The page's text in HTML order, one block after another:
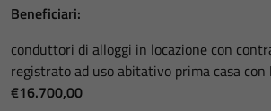
Beneficiari:
conduttori di alloggi in locazione con
registrato ad uso abitativo prima casa con
€16.700,00